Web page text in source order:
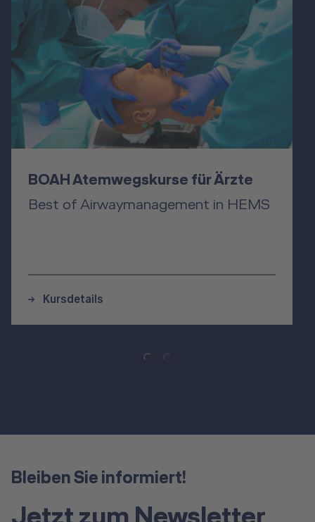
BOAH Atemwegskurse für Ärzte
Best of Airwaymanagement in HEMS
Kursdetails
Bleiben Sie informiert!